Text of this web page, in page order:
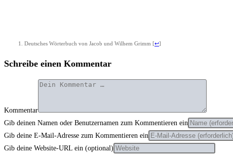
Deut­sches Wör­ter­buch von Jacob und Wil­hem Grimm [↩]
Schreibe einen Kommentar
Kommentar
Gib deinen Namen oder Benutzernamen zum Kommentieren ein
Gib deine E-Mail-Adresse zum Kommentieren ein
Gib deine Website-URL ein (optional)